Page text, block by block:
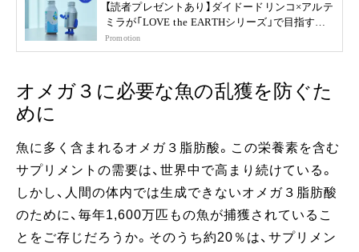
【読者プレゼントあり】ダイドードリンコ×アルテ
ミラが「LOVE the EARTHシリーズ」で目指す未
来
Promotion
オメガ３に必要な魚の乱獲を防ぐた
めに
魚に多く含まれるオメガ３脂肪酸。この栄養素を含む
サプリメントの需要は、世界中で高まり続けている。
しかし、人間の体内では生成できないオメガ３脂肪酸
のために、毎年1,600万匹もの魚が捕獲されているこ
とをご存じだろうか。そのうち約20％は、サプリメン